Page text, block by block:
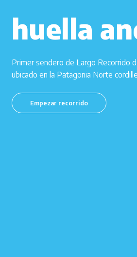
huella
Primer sendero de Largo Recorrido
ubicado en la Patagonia Norte
Empezar recorrido